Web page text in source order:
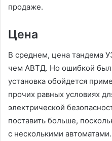
продаже.
Цена
В среднем, цена тандема
чем АВТД. Но ошибкой
установка обойдется
прочих равных условиях
электрической
поставить больше,
с несколькими